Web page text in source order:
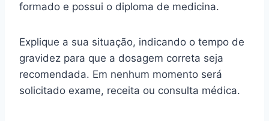
formado e possui o diploma de medicina.
Explique a sua situação, indicando o tempo de
gravidez para que a dosagem correta seja
recomendada. Em nenhum momento será
solicitado exame, receita ou consulta médica.